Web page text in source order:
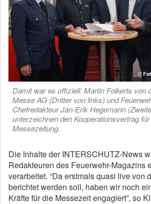
Damit war es offiziell: Martin Folkerts von
Messe AG (Dritter von links) und
Chefredakteur Jan-Erik Hegemann
unterzeichnen den Kooperationsvertrag
Messezeitung.
Die Inhalte der INTERSCHUTZ-News
Redakteuren des Feuerwehr-Magazins
verarbeitet. “Da erstmals quasi live von
berichtet werden soll, haben wir noch
Kräfte für die Messezeit engagiert”,